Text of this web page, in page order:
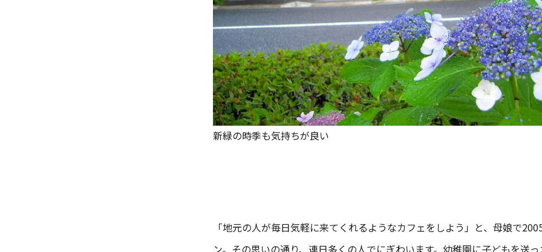
新緑の時季も気持ちが良い
「地元の人が毎日気軽に来てくれるようなカフェをしよう」と、母娘で
ン。その思いの通り、連日多くの人でにぎわいます。幼稚園に子どもを送